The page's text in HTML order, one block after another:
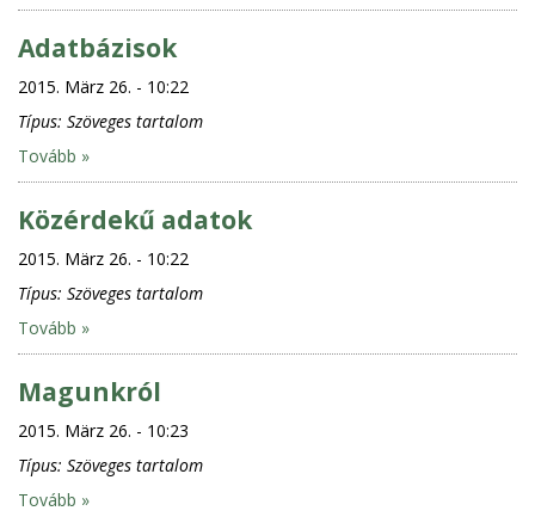
Adatbázisok
2015. März 26. - 10:22
Típus: Szöveges tartalom
Tovább »
Közérdekű adatok
2015. März 26. - 10:22
Típus: Szöveges tartalom
Tovább »
Magunkról
2015. März 26. - 10:23
Típus: Szöveges tartalom
Tovább »